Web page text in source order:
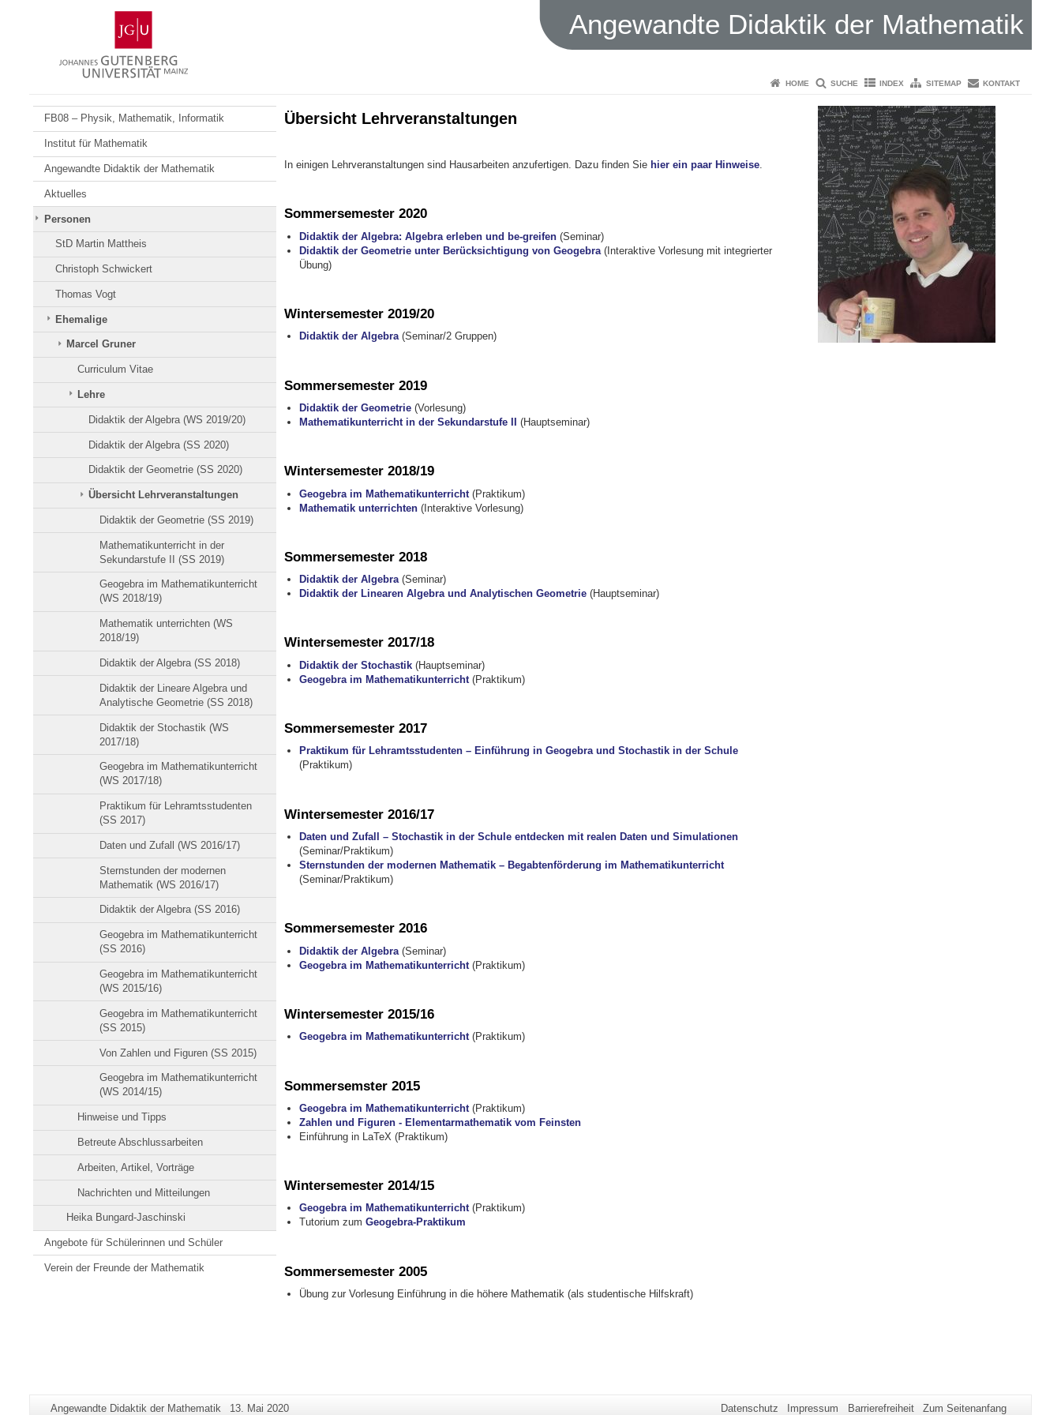
Gutenberg-
Universität
Mainz
Angewandte Didaktik der Mathematik
HOME SUCHE INDEX SITEMAP KONTAKT
FB08 – Physik, Mathematik, Informatik
Institut für Mathematik
Angewandte Didaktik der Mathematik
Aktuelles
Personen
StD Martin Mattheis
Christoph Schwickert
Thomas Vogt
Ehemalige
Marcel Gruner
Curriculum Vitae
Lehre
Didaktik der Algebra (WS 2019/20)
Didaktik der Algebra (SS 2020)
Didaktik der Geometrie (SS 2020)
Übersicht Lehrveranstaltungen
Didaktik der Geometrie (SS 2019)
Mathematikunterricht in der
Sekundarstufe II (SS 2019)
Geogebra im Mathematikunterricht
(WS 2018/19)
Mathematik unterrichten (WS
2018/19)
Didaktik der Algebra (SS 2018)
Didaktik der Lineare Algebra und
Analytische Geometrie (SS 2018)
Didaktik der Stochastik (WS
2017/18)
Geogebra im Mathematikunterricht
(WS 2017/18)
Praktikum für Lehramtsstudenten
(SS 2017)
Daten und Zufall (WS 2016/17)
Sternstunden der modernen
Mathematik (WS 2016/17)
Didaktik der Algebra (SS 2016)
Geogebra im Mathematikunterricht
(SS 2016)
Geogebra im Mathematikunterricht
(WS 2015/16)
Geogebra im Mathematikunterricht
(SS 2015)
Von Zahlen und Figuren (SS 2015)
Geogebra im Mathematikunterricht
(WS 2014/15)
Hinweise und Tipps
Betreute Abschlussarbeiten
Arbeiten, Artikel, Vorträge
Nachrichten und Mitteilungen
Heika Bungard-Jaschinski
Angebote für Schülerinnen und Schüler
Verein der Freunde der Mathematik
Übersicht Lehrveranstaltungen
In einigen Lehrveranstaltungen sind Hausarbeiten anzufertigen. Dazu finden Sie hier ein paar Hinweise.
Sommersemester 2020
Didaktik der Algebra: Algebra erleben und be-greifen(Seminar)
Didaktik der Geometrie unter Berücksichtigung von Geogebra(Interaktive Vorlesung mit integrierter
Übung)
Wintersemester 2019/20
Didaktik der Algebra(Seminar/2 Gruppen)
Sommersemester 2019
Didaktik der Geometrie(Vorlesung)
Mathematikunterricht in der Sekundarstufe II
(Hauptseminar)
Wintersemester 2018/19
Geogebra im Mathematikunterricht(Praktikum)
Mathematik unterrichten(Interaktive Vorlesung)
Sommersemester 2018
Didaktik der Algebra(Seminar)
Didaktik der Linearen Algebra und Analytischen Geometrie(Hauptseminar)
Wintersemester 2017/18
Didaktik der Stochastik(Hauptseminar)
Geogebra im Mathematikunterricht(Praktikum)
Sommersemester 2017
Praktikum für Lehramtsstudenten – Einführung in Geogebra und Stochastik in der Schule
(Praktikum)
Wintersemester 2016/17
Daten und Zufall – Stochastik in der Schule entdecken mit realen Daten und Simulationen
(Seminar/Praktikum)
Sternstunden der modernen Mathematik – Begabtenförderung im Mathematikunterricht
(Seminar/Praktikum)
Sommersemester 2016
Didaktik der Algebra(Seminar)
Geogebra im Mathematikunterricht(Praktikum)
Wintersemester 2015/16
Geogebra im Mathematikunterricht(Praktikum)
Sommersemster 2015
Geogebra im Mathematikunterricht(Praktikum)
Zahlen und Figuren - Elementarmathematik vom Feinsten
Einführung in LaTeX (Praktikum)
Wintersemester 2014/15
Geogebra im Mathematikunterricht(Praktikum)
Tutorium zum Geogebra-Praktikum
Sommersemester 2005
Übung zur Vorlesung Einführung in die höhere Mathematik (als studentische Hilfskraft)
Zusätzliche
Seiten-
Angewandte Didaktik der Mathematik Letzte
13. Mai 2020 Datenschutz Impressum Barrierefreiheit Zum Seitenanfang